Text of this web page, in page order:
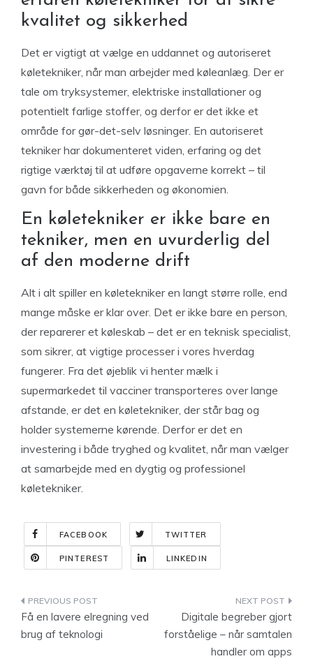
kvalitet og sikkerhed
Det er vigtigt at vælge en uddannet og autoriseret
køletekniker, når man arbejder med køleanlæg. Der er
tale om tryksystemer, elektriske installationer og
potentielt farlige stoffer, og derfor er det ikke et
område for gør-det-selv løsninger. En autoriseret
tekniker har dokumenteret viden, erfaring og det
rigtige værktøj til at udføre opgaverne korrekt – til
gavn for både sikkerheden og økonomien.
En køletekniker er ikke bare en
tekniker, men en uvurderlig del
af den moderne drift
Alt i alt spiller en køletekniker en langt større rolle, end
mange måske er klar over. Det er ikke bare en person,
der reparerer et køleskab – det er en teknisk specialist,
som sikrer, at vigtige processer i vores hverdag
fungerer. Fra det øjeblik vi henter mælk i
supermarkedet til vacciner transporteres over lange
afstande, er det en køletekniker, der står bag og
holder systemerne kørende. Derfor er det en
investering i både tryghed og kvalitet, når man vælger
at samarbejde med en dygtig og professionel
køletekniker.
FACEBOOK TWITTER
PINTEREST LINKEDIN
Indlægsnavigation
Få en lavere elregning ved
brug af teknologi
Digitale begreber gjort
forståelige – når samtalen
handler om apps